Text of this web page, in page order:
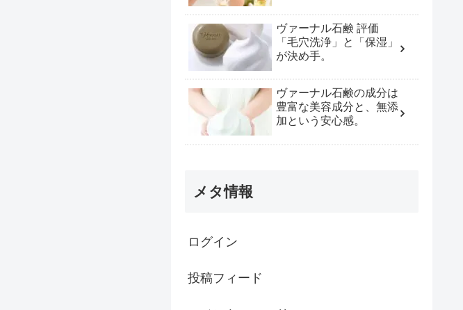
ヴァーナル石鹸 評価
「毛穴洗浄」と「保湿」
が決め手。
ヴァーナル石鹸の成分は
豊富な美容成分と、無添
加という安心感。
メタ情報
ログイン
投稿フィード